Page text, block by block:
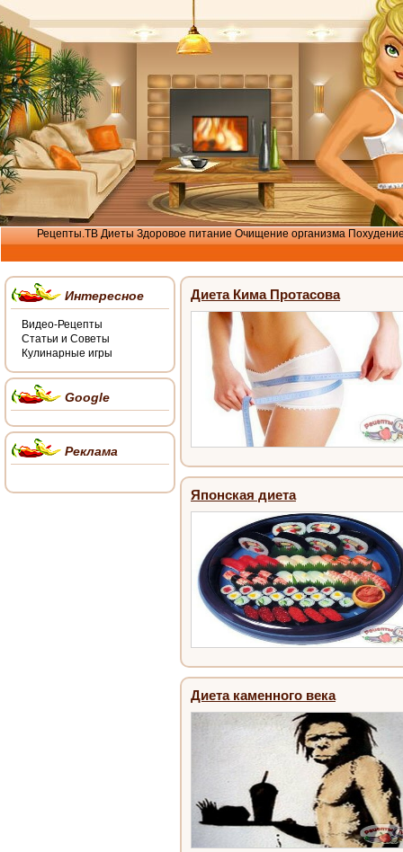
Рецепты.ТВ Диеты Здоровое питание Очищение организма
Диета Кима Протасова
Японская диета
Диета каменного века
Интересное
Видео-Рецепты
Статьи и Советы
Кулинарные игры
Google
Реклама